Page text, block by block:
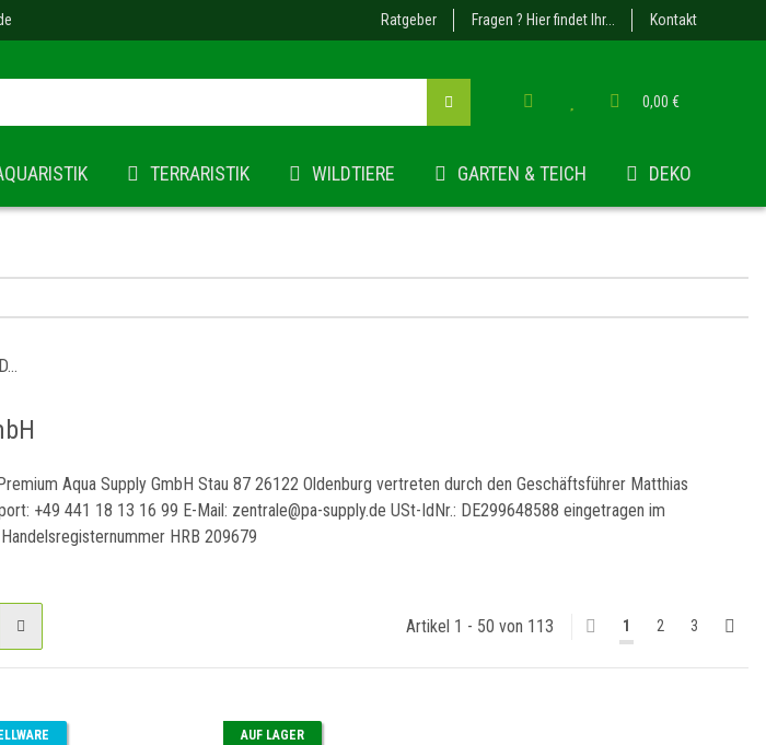
Ratgeber Fragen ? Hier findet Ihr... Kontakt
0,00 €
TERRARISTIK WILDTIERE GARTEN & TEICH DEKO
Aqua Supply GmbH Stau 87 26122 Oldenburg vertreten durch den Geschäftsführer Matthias
+49 441 18 13 16 99 E-Mail: zentrale@pa-supply.de USt-IdNr.: DE299648588 eingetragen im
HRB 209679
Artikel 1 - 50 von 113 1 2 3
AUF LAGER